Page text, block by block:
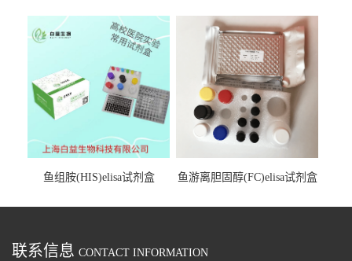
鱼组胺(HIS)elisa试剂盒 鱼游离胆固醇(FC)elisa试剂盒
联系信息 CONTACT INFORMATION